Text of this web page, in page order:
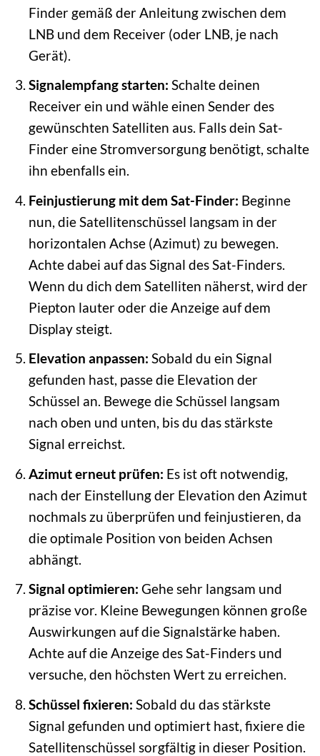
Finder gemäß der Anleitung zwischen dem
LNB und dem Receiver (oder LNB, je nach
Gerät).
Signalempfang starten: Schalte deinen
Receiver ein und wähle einen Sender des
gewünschten Satelliten aus. Falls dein Sat-
Finder eine Stromversorgung benötigt, schalte
ihn ebenfalls ein.
Feinjustierung mit dem Sat-Finder: Beginne
nun, die Satellitenschüssel langsam in der
horizontalen Achse (Azimut) zu bewegen.
Achte dabei auf das Signal des Sat-Finders.
Wenn du dich dem Satelliten näherst, wird der
Piepton lauter oder die Anzeige auf dem
Display steigt.
Elevation anpassen: Sobald du ein Signal
gefunden hast, passe die Elevation der
Schüssel an. Bewege die Schüssel langsam
nach oben und unten, bis du das stärkste
Signal erreichst.
Azimut erneut prüfen: Es ist oft notwendig,
nach der Einstellung der Elevation den Azimut
nochmals zu überprüfen und feinjustieren, da
die optimale Position von beiden Achsen
abhängt.
Signal optimieren: Gehe sehr langsam und
präzise vor. Kleine Bewegungen können große
Auswirkungen auf die Signalstärke haben.
Achte auf die Anzeige des Sat-Finders und
versuche, den höchsten Wert zu erreichen.
Schüssel fixieren: Sobald du das stärkste
Signal gefunden und optimiert hast, fixiere die
Satellitenschüssel sorgfältig in dieser Position.